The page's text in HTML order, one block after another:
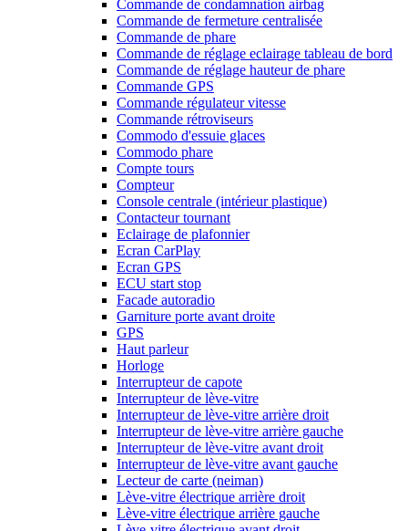
Commande de condamnation airbag
Commande de fermeture centralisée
Commande de phare
Commande de réglage eclairage tableau de bord
Commande de réglage hauteur de phare
Commande GPS
Commande régulateur vitesse
Commande rétroviseurs
Commodo d'essuie glaces
Commodo phare
Compte tours
Compteur
Console centrale (intérieur plastique)
Contacteur tournant
Eclairage de plafonnier
Ecran CarPlay
Ecran GPS
ECU start stop
Facade autoradio
Garniture porte avant droite
GPS
Haut parleur
Horloge
Interrupteur de capote
Interrupteur de lève-vitre
Interrupteur de lève-vitre arrière droit
Interrupteur de lève-vitre arrière gauche
Interrupteur de lève-vitre avant droit
Interrupteur de lève-vitre avant gauche
Lecteur de carte (neiman)
Lève-vitre électrique arrière droit
Lève-vitre électrique arrière gauche